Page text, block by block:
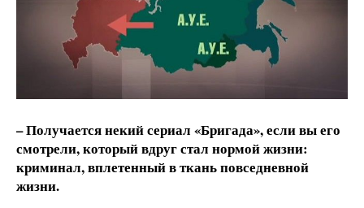
– Получается некий сериал «Бригада», если вы его
смотрели, который вдруг стал нормой жизни:
криминал, вплетенный в ткань повседневной
жизни.